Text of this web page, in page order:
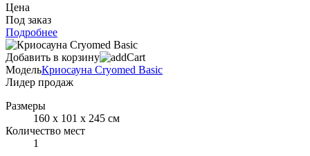
Цена
Под заказ
Подробнее
Добавить в корзину
МодельКриосауна Cryomed Basic
Лидер продаж
Размеры
160 х 101 х 245 см
Количество мест
1